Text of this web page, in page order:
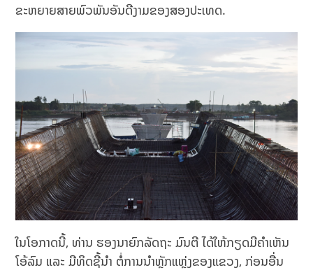
ຂະຫຍາຍສາຍພົວພັນອັນດີງາມຂອງສອງປະເທດ.
ໃນໂອກາດນີ້, ທ່ານ ຮອງນາຍົກລັດຖະ ມົນຕີ ໄດ້ໃຫ້ກຽດມີຄຳເຫັນ
ໂອ້ລົມ ແລະ ມີທິດຊີ້ນໍາ ຕໍ່ການນໍາຫຼັກແຫຼ່ງຂອງແຂວງ, ກ່ອນອື່ນ